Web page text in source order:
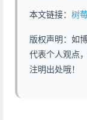
本文链接： 树莓派
版权声明：如
代表个人观点
注明出处哦！